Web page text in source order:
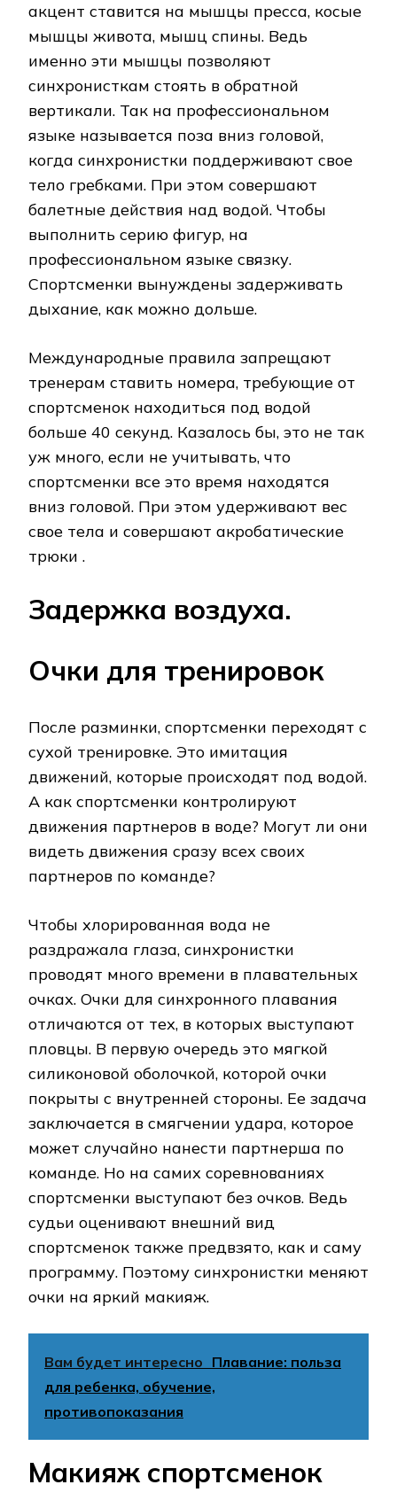
акцент ставится на мышцы пресса, косые
мышцы живота, мышц спины. Ведь
именно эти мышцы позволяют
синхронисткам стоять в обратной
вертикали. Так на профессиональном
языке называется поза вниз головой,
когда синхронистки поддерживают свое
тело гребками. При этом совершают
балетные действия над водой. Чтобы
выполнить серию фигур, на
профессиональном языке связку.
Спортсменки вынуждены задерживать
дыхание, как можно дольше.
Международные правила запрещают
тренерам ставить номера, требующие от
спортсменок находиться под водой
больше 40 секунд. Казалось бы, это не так
уж много, если не учитывать, что
спортсменки все это время находятся
вниз головой. При этом удерживают вес
свое тела и совершают акробатические
трюки .
Задержка воздуха.
Очки для тренировок
После разминки, спортсменки переходят с
сухой тренировке. Это имитация
движений, которые происходят под водой.
А как спортсменки контролируют
движения партнеров в воде? Могут ли они
видеть движения сразу всех своих
партнеров по команде?
Чтобы хлорированная вода не
раздражала глаза, синхронистки
проводят много времени в плавательных
очках. Очки для синхронного плавания
отличаются от тех, в которых выступают
пловцы. В первую очередь это мягкой
силиконовой оболочкой, которой очки
покрыты с внутренней стороны. Ее задача
заключается в смягчении удара, которое
может случайно нанести партнерша по
команде. Но на самих соревнованиях
спортсменки выступают без очков. Ведь
судьи оценивают внешний вид
спортсменок также предвзято, как и саму
программу. Поэтому синхронистки меняют
очки на яркий макияж.
Вам будет интересно Плавание: польза
для ребенка, обучение,
противопоказания
Макияж спортсменок